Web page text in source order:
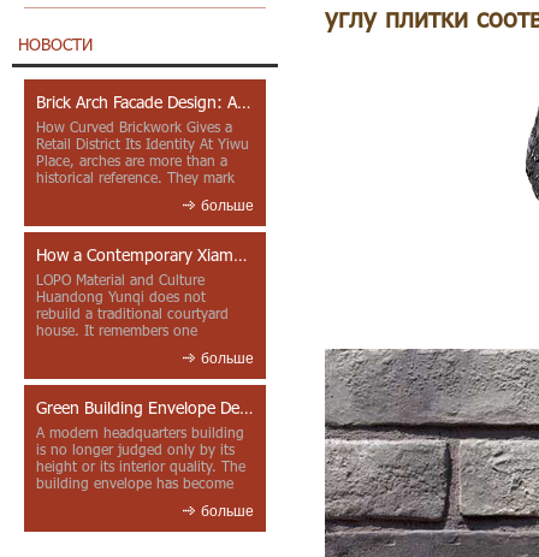
НОВОСТИ
Brick Arch Facade Design: A Closer Look at Yiwu Place
How Curved Brickwork Gives a
Retail District Its Identity At Yiwu
Place, arches are more than a
historical reference. They mark
больше
How a Contemporary Xiamen Project Reframes Minnan Red Brick
LOPO Material and Culture
Huandong Yunqi does not
rebuild a traditional courtyard
house. It remembers one
больше
Green Building Envelope Design: Clay Sunscreen Fins for Modern Headquarters Architecture
A modern headquarters building
is no longer judged only by its
height or its interior quality. The
building envelope has become
больше
углу плитки